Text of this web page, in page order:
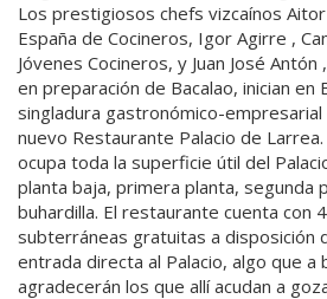
Los prestigiosos chefs vizcaínos
España de Cocineros, Igor Agirre ,
Jóvenes Cocineros, y Juan José
en preparación de Bacalao, inician en
singladura gastronómico-empresarial
nuevo Restaurante Palacio de
ocupa toda la superficie útil del
planta baja, primera planta, segunda
buhardilla. El restaurante cuenta con
subterráneas gratuitas a disposición
entrada directa al Palacio, algo que a
agradecerán los que allí acudan a